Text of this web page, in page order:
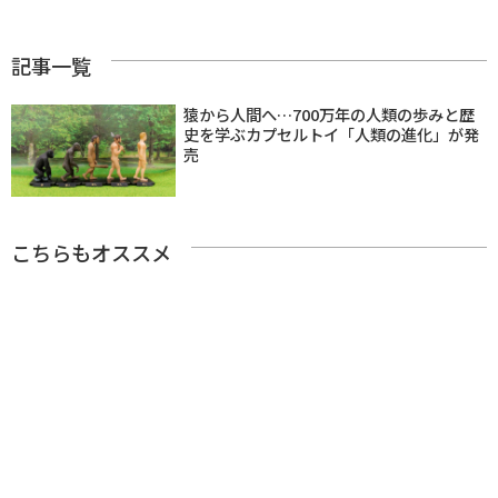
記事一覧
猿から人間へ…700万年の人類の歩みと歴
史を学ぶカプセルトイ「人類の進化」が発
売
こちらもオススメ